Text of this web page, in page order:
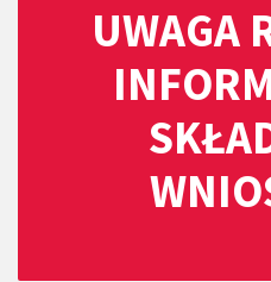
UWAGA